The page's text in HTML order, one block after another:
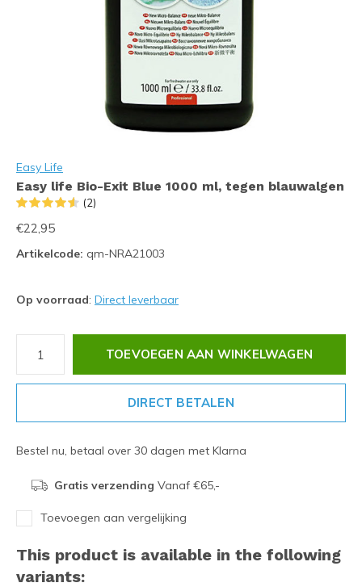
Easy Life
Easy life Bio-Exit Blue 1000 ml, tegen blauwalgen
(2)
€22,95
Artikelcode: qm-NRA21003
Op voorraad: Direct leverbaar
TOEVOEGEN AAN WINKELWAGEN
DIRECT BETALEN
Bestel nu, betaal over 30 dagen met Klarna
Gratis verzending Vanaf €65,-
Toevoegen aan vergelijking
This product is available in the following
variants: